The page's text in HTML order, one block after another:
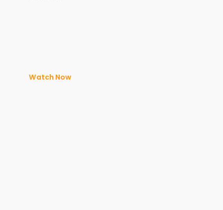
Watch Now